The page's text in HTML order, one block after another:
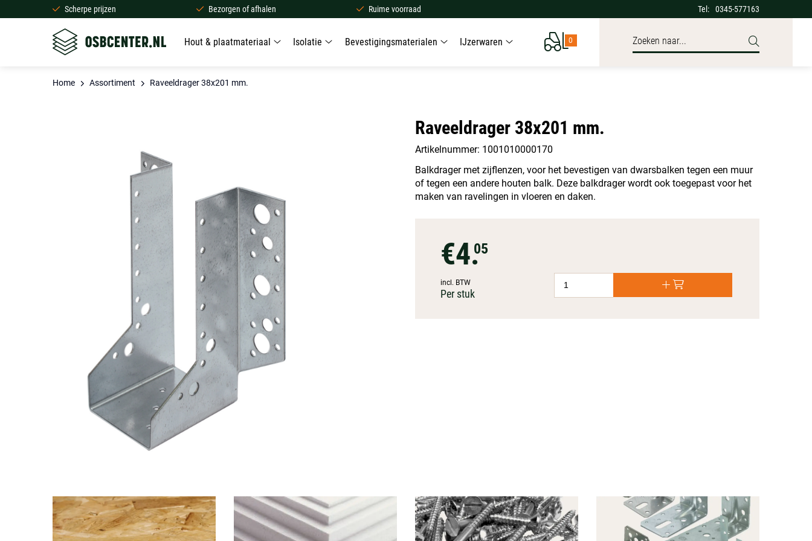
Scherpe prijzen Bezorgen of afhalen Ruime voorraad Tel: 0345-577163
Hout & plaatmateriaal Isolatie Bevestigingsmaterialen IJzerwaren 0
Home Assortiment Raveeldrager 38x201 mm.
Raveeldrager 38x201 mm.
Artikelnummer: 1001010000170
Balkdrager met zijflenzen, voor het bevestigen van dwarsbalken tegen een muur
of tegen een andere houten balk. Deze balkdrager wordt ook toegepast voor het
maken van ravelingen in vloeren en daken.
€4.05
incl. BTW
Per stuk